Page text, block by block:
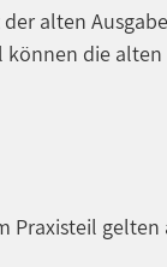
alten
die
Praxisteil